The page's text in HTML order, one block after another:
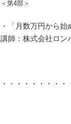
＜第4部＞
・「月数万円から
講師：株式会社ロ
・・・・・・・・